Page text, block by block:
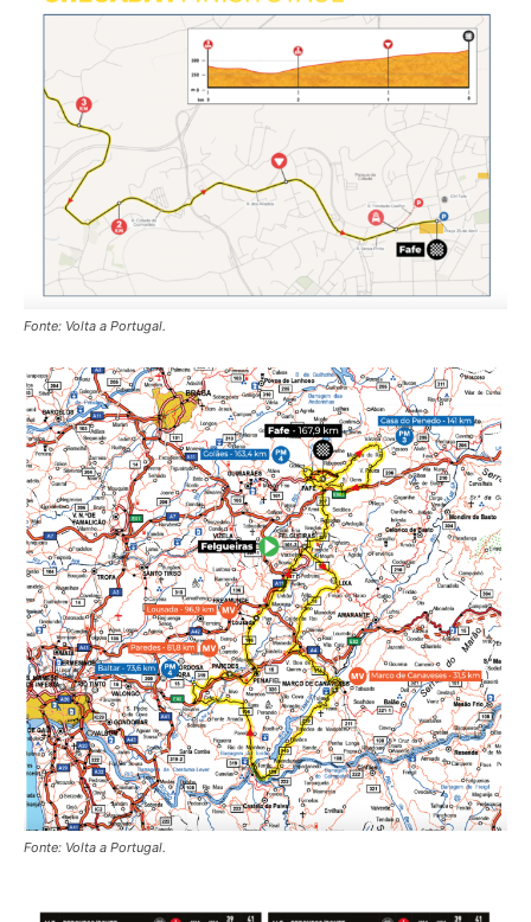
Fonte: Volta a Portugal.
Fonte: Volta a Portugal.